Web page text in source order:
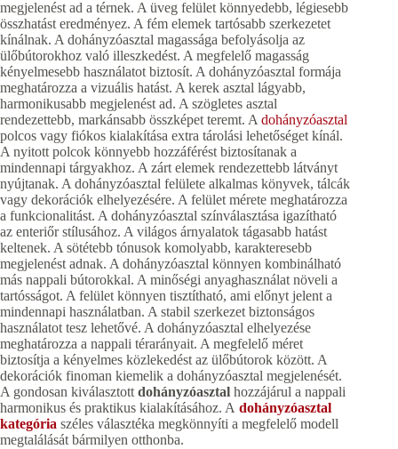
megjelenést ad a térnek. A üveg felület könnyedebb, légiesebb
összhatást eredményez. A fém elemek tartósabb szerkezetet
kínálnak. A dohányzóasztal magassága befolyásolja az
ülőbútorokhoz való illeszkedést. A megfelelő magasság
kényelmesebb használatot biztosít. A dohányzóasztal formája
meghatározza a vizuális hatást. A kerek asztal lágyabb,
harmonikusabb megjelenést ad. A szögletes asztal
rendezettebb, markánsabb összképet teremt. Adohányzóasztal
polcos vagy fiókos kialakítása extra tárolási lehetőséget kínál.
A nyitott polcok könnyebb hozzáférést biztosítanak a
mindennapi tárgyakhoz. A zárt elemek rendezettebb látványt
nyújtanak. A dohányzóasztal felülete alkalmas könyvek, tálcák
vagy dekorációk elhelyezésére. A felület mérete meghatározza
a funkcionalitást. A dohányzóasztal színválasztása igazítható
az enteriőr stílusához. A világos árnyalatok tágasabb hatást
keltenek. A sötétebb tónusok komolyabb, karakteresebb
megjelenést adnak. A dohányzóasztal könnyen kombinálható
más nappali bútorokkal. A minőségi anyaghasználat növeli a
tartósságot. A felület könnyen tisztítható, ami előnyt jelent a
mindennapi használatban. A stabil szerkezet biztonságos
használatot tesz lehetővé. A dohányzóasztal elhelyezése
meghatározza a nappali térarányait. A megfelelő méret
biztosítja a kényelmes közlekedést az ülőbútorok között. A
dekorációk finoman kiemelik a dohányzóasztal megjelenését.
A gondosan kiválasztottdohányzóasztal hozzájárul a nappali
harmonikus és praktikus kialakításához. A dohányzóasztal
kategória széles választéka megkönnyíti a megfelelő modell
megtalálását bármilyen otthonba.